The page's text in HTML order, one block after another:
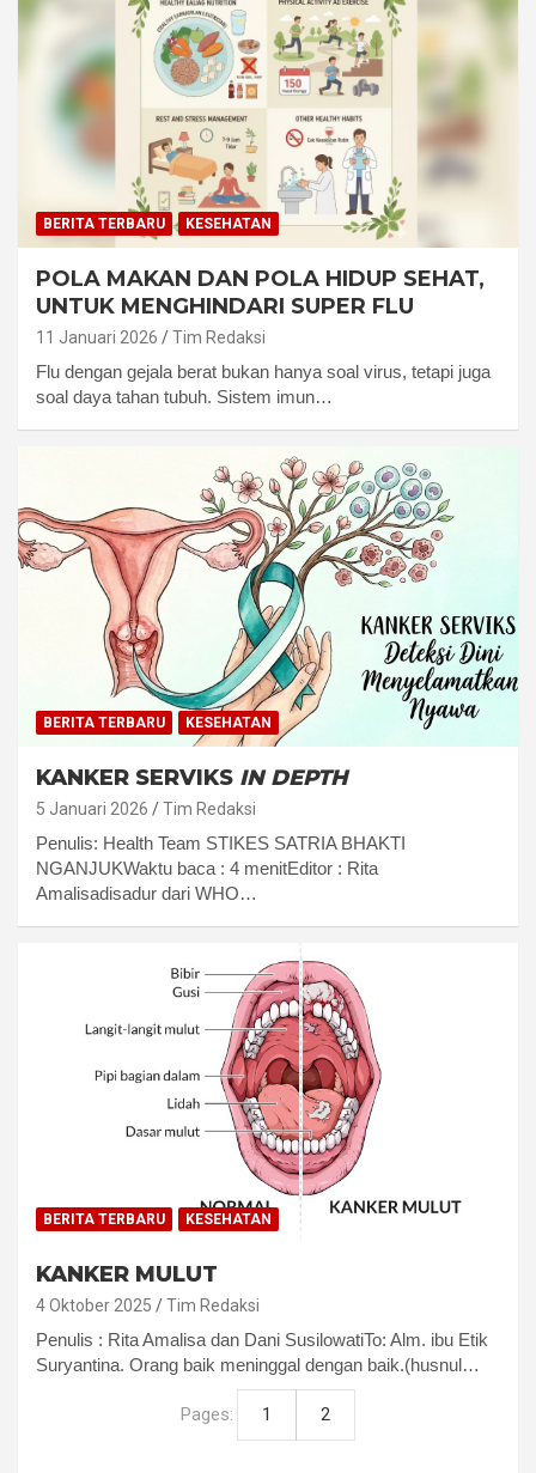
BERITA TERBARU KESEHATAN
POLA MAKAN DAN POLA HIDUP SEHAT,
UNTUK MENGHINDARI SUPER FLU
11 Januari 2026 Tim Redaksi
Flu dengan gejala berat bukan hanya soal virus, tetapi juga
soal daya tahan tubuh. Sistem imun…
BERITA TERBARU KESEHATAN
KANKER SERVIKS IN DEPTH
5 Januari 2026 Tim Redaksi
Penulis: Health Team STIKES SATRIA BHAKTI
NGANJUKWaktu baca : 4 menitEditor : Rita
Amalisadisadur dari WHO…
BERITA TERBARU KESEHATAN
KANKER MULUT
4 Oktober 2025 Tim Redaksi
Penulis : Rita Amalisa dan Dani SusilowatiTo: Alm. ibu Etik
Suryantina. Orang baik meninggal dengan baik.(husnul…
Pages: 1 2